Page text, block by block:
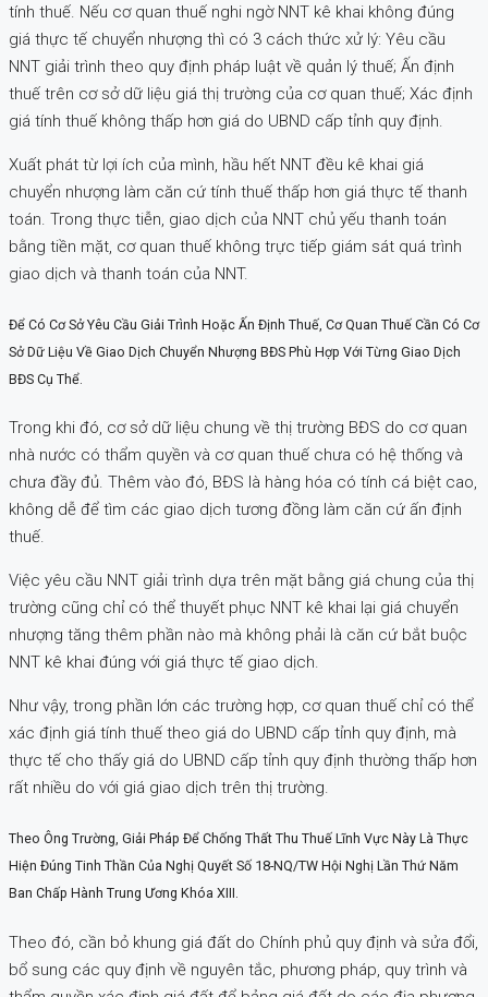
tính thuế. Nếu cơ quan thuế nghi ngờ NNT kê khai không đúng
giá thực tế chuyển nhượng thì có 3 cách thức xử lý: Yêu cầu
NNT giải trình theo quy định pháp luật về quản lý thuế; Ấn định
thuế trên cơ sở dữ liệu giá thị trường của cơ quan thuế; Xác định
giá tính thuế không thấp hơn giá do UBND cấp tỉnh quy định.
Xuất phát từ lợi ích của mình, hầu hết NNT đều kê khai giá
chuyển nhượng làm căn cứ tính thuế thấp hơn giá thực tế thanh
toán. Trong thực tiễn, giao dịch của NNT chủ yếu thanh toán
bằng tiền mặt, cơ quan thuế không trực tiếp giám sát quá trình
giao dịch và thanh toán của NNT.
Để Có Cơ Sở Yêu Cầu Giải Trình Hoặc Ấn Định Thuế, Cơ Quan Thuế Cần Có Cơ
Sở Dữ Liệu Về Giao Dịch Chuyển Nhượng BĐS Phù Hợp Với Từng Giao Dịch
BĐS Cụ Thể.
Trong khi đó, cơ sở dữ liệu chung về thị trường BĐS do cơ quan
nhà nước có thẩm quyền và cơ quan thuế chưa có hệ thống và
chưa đầy đủ. Thêm vào đó, BĐS là hàng hóa có tính cá biệt cao,
không dễ để tìm các giao dịch tương đồng làm căn cứ ấn định
thuế.
Việc yêu cầu NNT giải trình dựa trên mặt bằng giá chung của thị
trường cũng chỉ có thể thuyết phục NNT kê khai lại giá chuyển
nhượng tăng thêm phần nào mà không phải là căn cứ bắt buộc
NNT kê khai đúng với giá thực tế giao dịch.
Như vậy, trong phần lớn các trường hợp, cơ quan thuế chỉ có thể
xác định giá tính thuế theo giá do UBND cấp tỉnh quy định, mà
thực tế cho thấy giá do UBND cấp tỉnh quy định thường thấp hơn
rất nhiều do với giá giao dịch trên thị trường.
Theo Ông Trường, Giải Pháp Để Chống Thất Thu Thuế Lĩnh Vực Này Là Thực
Hiện Đúng Tinh Thần Của Nghị Quyết Số 18-NQ/TW Hội Nghị Lần Thứ Năm
Ban Chấp Hành Trung Ương Khóa XIII.
Theo đó, cần bỏ khung giá đất do Chính phủ quy định và sửa đổi,
bổ sung các quy định về nguyên tắc, phương pháp, quy trình và